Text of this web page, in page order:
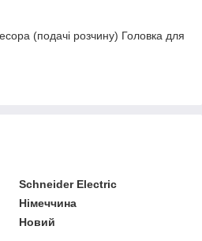
(подачі розчину) Головка для
Schneider Electric
Німеччина
Новий